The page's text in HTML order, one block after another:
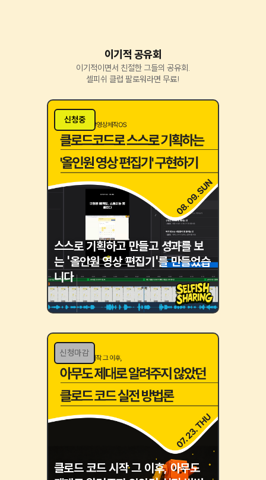
이기적 공유회
이기적이면서 친절한 그들의 공유회.
셀피쉬 클럽 팔로워라면 무료!
신청중
스스로 기획하고 만들고 성과를 보
는 '올인원 영상 편집기'를 만들었습
니다
스폰지클럽 2기의 첫 번째 이기적공유회
신청마감
클로드 코드 시작 그 이후, 아무도